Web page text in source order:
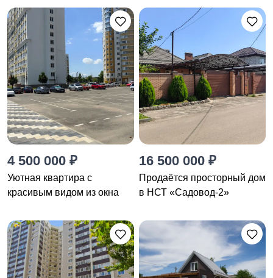
4 500 000 ₽
Уютная квартира с
красивым видом из окна
16 500 000 ₽
Продаётся просторный дом
в НСТ «Садовод-2»